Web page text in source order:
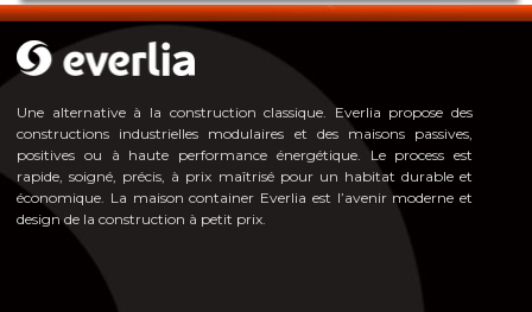
Une alternative à la construction classique. Everlia propose des
constructions industrielles modulaires et des maisons passives,
positives ou à haute performance énergétique. Le process est
rapide, soigné, précis, à prix maîtrisé pour un habitat durable et
économique. La maison container Everlia est l’avenir moderne et
design de la construction à petit prix.